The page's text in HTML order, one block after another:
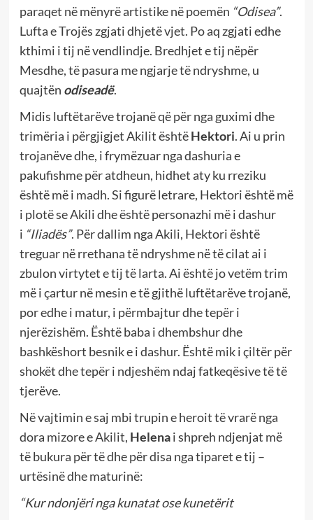
paraqet në mënyrë artistike në poemën “Odisea”.
Lufta e Trojës zgjati dhjetë vjet. Po aq zgjati edhe
kthimi i tij në vendlindje. Bredhjet e tij nëpër
Mesdhe, të pasura me ngjarje të ndryshme, u
quajtën odiseadë.
Midis luftëtarëve trojanë që për nga guximi dhe
trimëria i përgjigjet Akilit është Hektori. Ai u prin
trojanëve dhe, i frymëzuar nga dashuria e
pakufishme për atdheun, hidhet aty ku rreziku
është më i madh. Si figurë letrare, Hektori është më
i plotë se Akili dhe është personazhi më i dashur
i “Iliadës”. Për dallim nga Akili, Hektori është
treguar në rrethana të ndryshme në të cilat ai i
zbulon virtytet e tij të larta. Ai është jo vetëm trim
më i çartur në mesin e të gjithë luftëtarëve trojanë,
por edhe i matur, i përmbajtur dhe tepër i
njerëzishëm. Është baba i dhembshur dhe
bashkëshort besnik e i dashur. Është mik i çiltër për
shokët dhe tepër i ndjeshëm ndaj fatkeqësive të të
tjerëve.
Në vajtimin e saj mbi trupin e heroit të vrarë nga
dora mizore e Akilit, Helena i shpreh ndjenjat më
të bukura për të dhe për disa nga tiparet e tij –
urtësinë dhe maturinë:
“Kur ndonjëri nga kunatat ose kunetërit